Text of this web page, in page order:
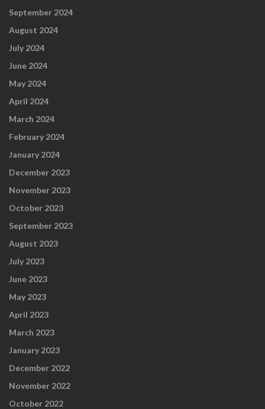
September 2024
August 2024
July 2024
June 2024
May 2024
April 2024
March 2024
February 2024
January 2024
December 2023
November 2023
October 2023
September 2023
August 2023
July 2023
June 2023
May 2023
April 2023
March 2023
January 2023
December 2022
November 2022
October 2022